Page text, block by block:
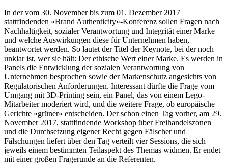
In der vom 30. November bis zum 01. Dezember 2017
stattfindenden »Brand Authenticity«-Konferenz sollen Fragen nach
Nachhaltigkeit, sozialer Verantwortung und Integrität einer Marke
und welche Auswirkungen diese für Unternehmen haben,
beantwortet werden. So lautet der Titel der Keynote, bei der noch
unklar ist, wer sie hält: Der ethische Wert einer Marke. Es werden in
Panels die Entwicklung der sozialen Verantwortung von
Unternehmen besprochen sowie der Markenschutz angesichts von
Regulatorischen Anforderungen. Interessant dürfte die Frage vom
Umgang mit 3D-Printing sein, ein Panel, das von einem Lego-
Mitarbeiter moderiert wird, und die weitere Frage, ob europäische
Gerichte »grüner« entscheiden. Der schon einen Tag vorher, am 29.
November 2017, stattfindende Workshop über Freihandelszonen
und die Durchsetzung eigener Recht gegen Fälscher und
Fälschungen liefert über den Tag verteilt vier Sessions, die sich
jeweils einem bestimmten Teilaspekt des Themas widmen. Er endet
mit einer großen Fragerunde an die Referenten.